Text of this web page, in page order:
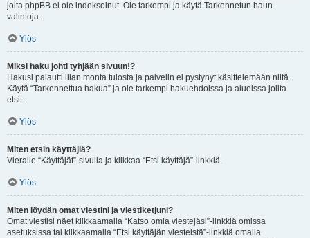
joita phpBB ei ole indeksoinut. Ole tarkempi ja käytä Tarkennetun haun
valintoja.
Ylös
Miksi haku johti tyhjään sivuun!?
Hakusi palautti liian monta tulosta ja palvelin ei pystynyt käsittelemään niitä.
Käytä “Tarkennettua hakua” ja ole tarkempi hakuehdoissa ja alueissa joilta
etsit.
Ylös
Miten etsin käyttäjiä?
Vieraile “Käyttäjät”-sivulla ja klikkaa “Etsi käyttäjä”-linkkiä.
Ylös
Miten löydän omat viestini ja viestiketjuni?
Omat viestisi näet klikkaamalla “Katso omia viestejäsi”-linkkiä omissa
asetuksissa tai klikkaamalla “Etsi käyttäjän viesteistä”-linkkiä omalla